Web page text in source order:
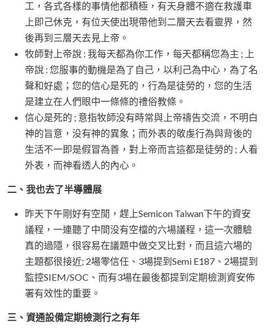
工，各式各樣的事情他都積極，有天身體不適在救護車
上即己休克，有位天使出現帶他到二層天去看靈界，然
後再到三層天去見上帝。
牧師對上帝說 : 我每天都為你工作，每天都稱您為主 ; 上
帝說 : 您服事的動機是為了自己，以利己為中心，為了名
聲和好處；您的信心是死的，行為是徒勞的，您的生活
是建立在人們眼中一條條的禮俗教條。
信心是死的 ; 意指牧師没有時常與上帝禱告交流，不明白
神的旨意，没有神的異象；而外表的敬虔行為與背後的
生活不一即是假冒為善，對上帝而言這都是徒勞的 ; 人看
外表，而神看透人的內心。
二、我也去了半導體展
昨天下午剛好有空閒，趕上Semicon Taiwan下午的資安
議程，一連聽了中間没有空檔的六場議程，這一次體驗
真的過隱，很容易在議題中做交叉比對，而且這六場的
主題都很接近; 2場零信任、3場提到Semi E187、2場提到
監控SIEM/SOC、而有3場在最後都提到定期檢測資安佈
署有效性的重要。
三、資通設備定期檢測行之有年